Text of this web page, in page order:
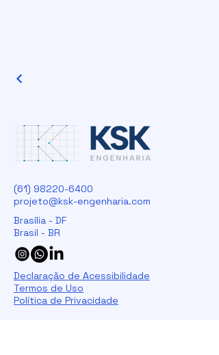
(61) 98220-6400
projeto@ksk-engenharia.com
Brasília - DF
Brasil - BR
Declaração de Acessibilidade
Termos de Uso
Política de Privacidade